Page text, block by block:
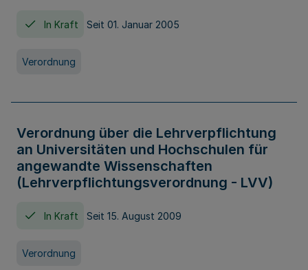
In Kraft Seit 01. Januar 2005
Verordnung
Verordnung über die Lehrverpflichtung
an Universitäten und Hochschulen für
angewandte Wissenschaften
(Lehrverpflichtungsverordnung - LVV)
In Kraft Seit 15. August 2009
Verordnung